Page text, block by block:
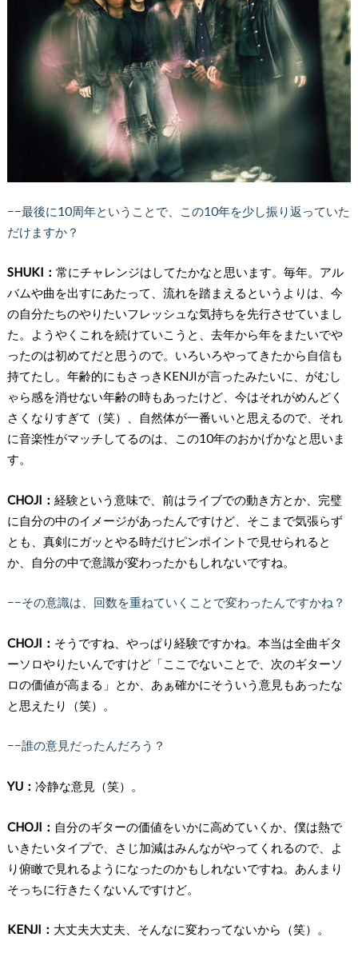
−−最後に10周年ということで、この10年を少し振り返っていた
だけますか？
SHUKI： 常にチャレンジはしてたかなと思います。毎年。アル
バムや曲を出すにあたって、流れを踏まえるというよりは、今
の自分たちのやりたいフレッシュな気持ちを先行させていまし
た。ようやくこれを続けていこうと、去年から年をまたいでや
ったのは初めてだと思うので。いろいろやってきたから自信も
持てたし。年齢的にもさっきKENJIが言ったみたいに、がむし
ゃら感を消せない年齢の時もあったけど、今はそれがめんどく
さくなりすぎて（笑）、自然体が一番いいと思えるので、それ
に音楽性がマッチしてるのは、この10年のおかげかなと思いま
す。
CHOJI： 経験という意味で、前はライブでの動き方とか、完璧
に自分の中のイメージがあったんですけど、そこまで気張らず
とも、真剣にガッとやる時だけピンポイントで見せられると
か、自分の中で意識が変わったかもしれないですね。
−−その意識は、回数を重ねていくことで変わったんですかね？
CHOJI： そうですね、やっぱり経験ですかね。本当は全曲ギタ
ーソロやりたいんですけど「ここでないことで、次のギターソ
ロの価値が高まる」とか、あぁ確かにそういう意見もあったな
と思えたり（笑）。
−−誰の意見だったんだろう？
YU： 冷静な意見（笑）。
CHOJI： 自分のギターの価値をいかに高めていくか、僕は熱で
いきたいタイプで、さじ加減はみんながやってくれるので、よ
り俯瞰で見れるようになったのかもしれないですね。あんまり
そっちに行きたくないんですけど。
KENJI： 大丈夫大丈夫、そんなに変わってないから（笑）。